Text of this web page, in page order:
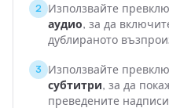
2 Използвайте
аудио, за да
дублираното
3 Използвайте
субтитри, за да
преведените